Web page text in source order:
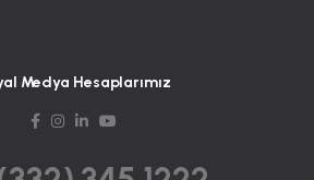
Medya Hesaplarımız